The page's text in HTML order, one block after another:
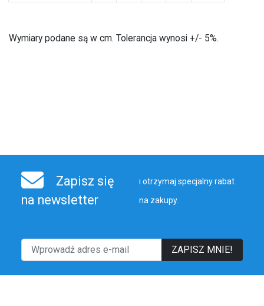
Wymiary podane są w cm. Tolerancja wynosi +/- 5%.
Zapisz się
na newsletter
i otrzymaj specjalny rabat
na zakupy.
ZAPISZ MNIE!